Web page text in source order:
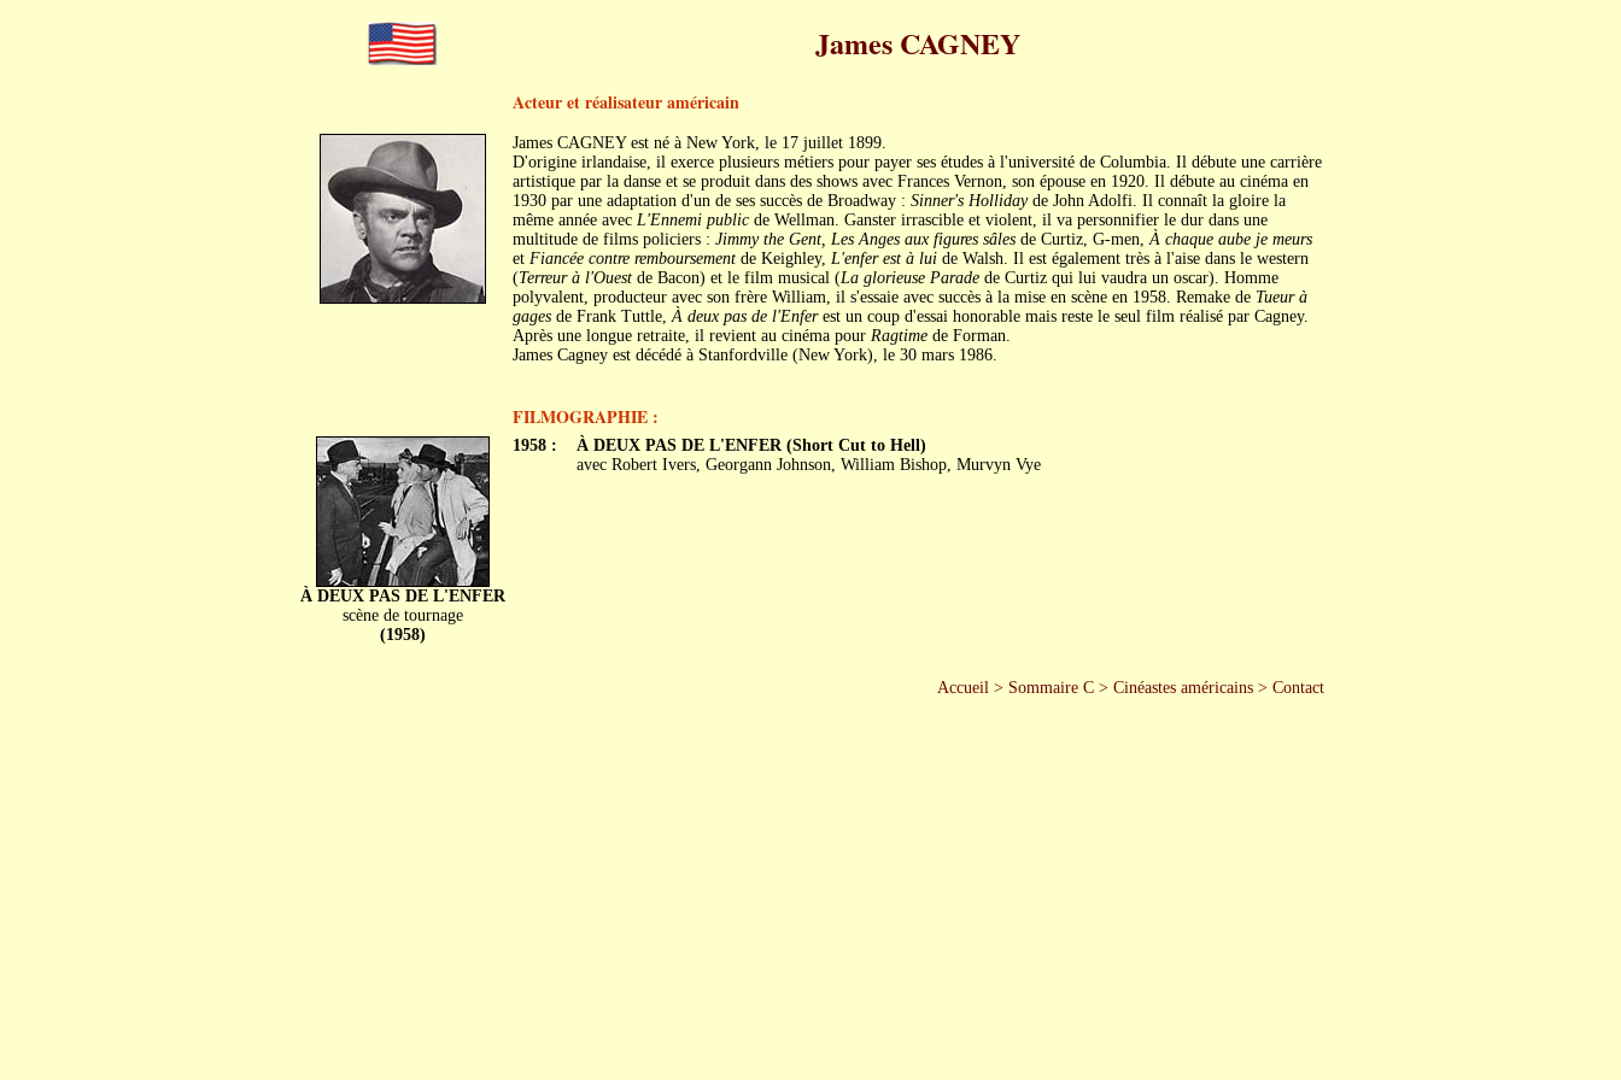
James CAGNEY
Acteur et réalisateur américain
James CAGNEY est né à New York, le 17 juillet 1899.
D'origine irlandaise, il exerce plusieurs métiers pour payer ses études à l'université de Columbia. Il débute une carrière
artistique par la danse et se produit dans des shows avec Frances Vernon, son épouse en 1920. Il débute au cinéma en
1930 par une adaptation d'un de ses succès de Broadway : Sinner's Hollidayde John Adolfi. Il connaît la gloire la
même année avec L'Ennemi publicde Wellman. Ganster irrascible et violent, il va personnifier le dur dans une
multitude de films policiers : Jimmy the Gent, Les Anges aux figures sâlesde Curtiz, G-men,À chaque aube je meurs
et Fiancée contre remboursementde Keighley, L'enfer est à luide Walsh. Il est également très à l'aise dans le western
(Terreur à l'Ouestde Bacon) et le film musical (La glorieuse Paradede Curtiz qui lui vaudra un oscar). Homme
polyvalent, producteur avec son frère William, il s'essaie avec succès à la mise en scène en 1958. Remake de Tueur à
gagesde Frank Tuttle,À deux pas de l'Enferest un coup d'essai honorable mais reste le seul film réalisé par Cagney.
Après une longue retraite, il revient au cinéma pour Ragtimede Forman.
James Cagney est décédé à Stanfordville (New York), le 30 mars 1986.
FILMOGRAPHIE :
À DEUX PAS DE L'ENFER
scène de tournage
(1958)
1958 :
À DEUX PAS DE L'ENFER (Short Cut to Hell)
avec Robert Ivers, Georgann Johnson, William Bishop, Murvyn Vye
Accueil> Sommaire C> Cinéastes américains> Contact